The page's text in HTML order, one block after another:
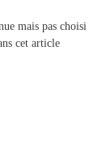
mais pas choisi
cet article